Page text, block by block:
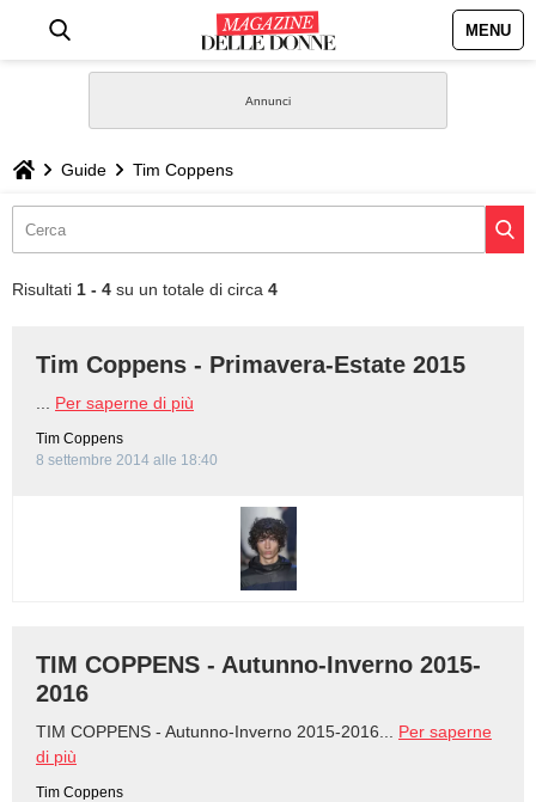
MENU
STILE
GASTRONOMIA
CAPELLI
GUIDE
FORUM
Guide Tim Coppens
Risultati 1 - 4 su un totale di circa 4
Tim Coppens - Primavera-Estate 2015
Per saperne di più
Tim Coppens
8 settembre 2014 alle 18:40
TIM COPPENS - Autunno-Inverno 2015-
2016
TIM COPPENS - Autunno-Inverno 2015-2016... Per saperne
di più
Tim Coppens